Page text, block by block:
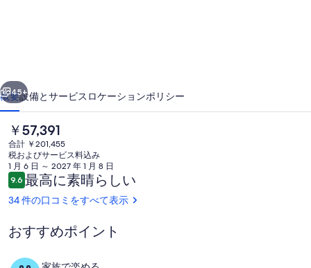
ギ
ャ
ラ
リ
ー
次へ
45+
概要設備とサービス ロケーションポリシー
現
在
の
料
金
は
￥57,391
す
￥57,391
合計 ￥201,455
税およびサービス料込み
1 月 6 日 ～ 2027 年 1 月 8 日
口
コ
ミ
9.610段階中9.6
最高に素晴らしい
34 件の口コミをすべて表示
おすすめポイント